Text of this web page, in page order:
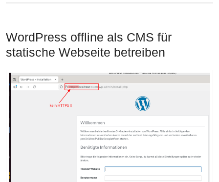
WordPress offline als CMS für
statische Webseite betreiben